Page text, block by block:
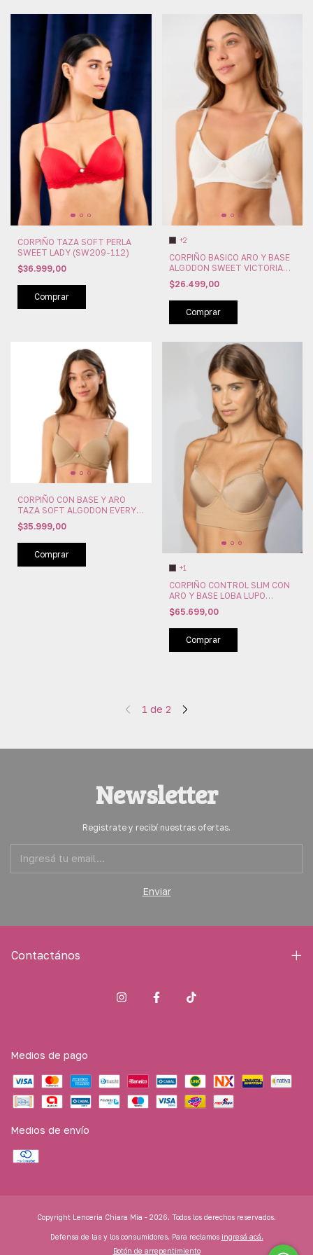
CORPIÑO TAZA SOFT PERLA
SWEET LADY (SW209-112)
$36.999,00
Comprar
+2
CORPIÑO BASICO ARO Y BASE
ALGODON SWEET VICTORIAN
(SW107-09)
$26.499,00
Comprar
CORPIÑO CON BASE Y ARO
TAZA SOFT ALGODON EVERY
DAY SWEET VICTORIAN
(SW106-09)
$35.999,00
Comprar
+1
CORPIÑO CONTROL SLIM CON
ARO Y BASE LOBA LUPO
(LU47160-001)
$65.699,00
Comprar
1 de 2
Newsletter
Registrate y recibí nuestras ofertas.
Contactános
Medios de pago
Medios de envío
Copyright Lenceria Chiara Mia - 2026. Todos los derechos reservados.
Defensa de las y los consumidores. Para reclamos ingresá acá.
Botón de arrepentimiento